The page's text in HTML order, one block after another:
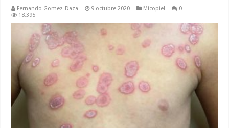
Fernando Gomez-Daza 9 octubre 2020 Micopiel
0
18,395